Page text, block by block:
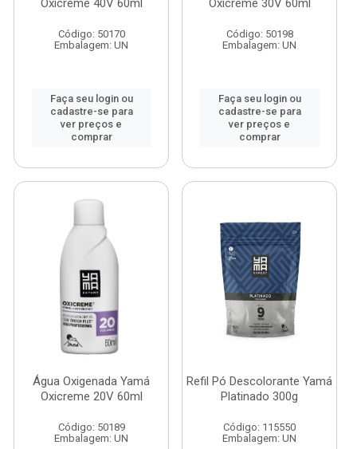
Oxicreme 40V 60ml
Código: 50170
Embalagem: UN
Faça seu login ou
cadastre-se para
ver preços e
comprar
Oxicreme 30V 60ml
Código: 50198
Embalagem: UN
Faça seu login ou
cadastre-se para
ver preços e
comprar
Água Oxigenada Yamá
Oxicreme 20V 60ml
Código: 50189
Embalagem: UN
Refil Pó Descolorante Yamá
Platinado 300g
Código: 115550
Embalagem: UN